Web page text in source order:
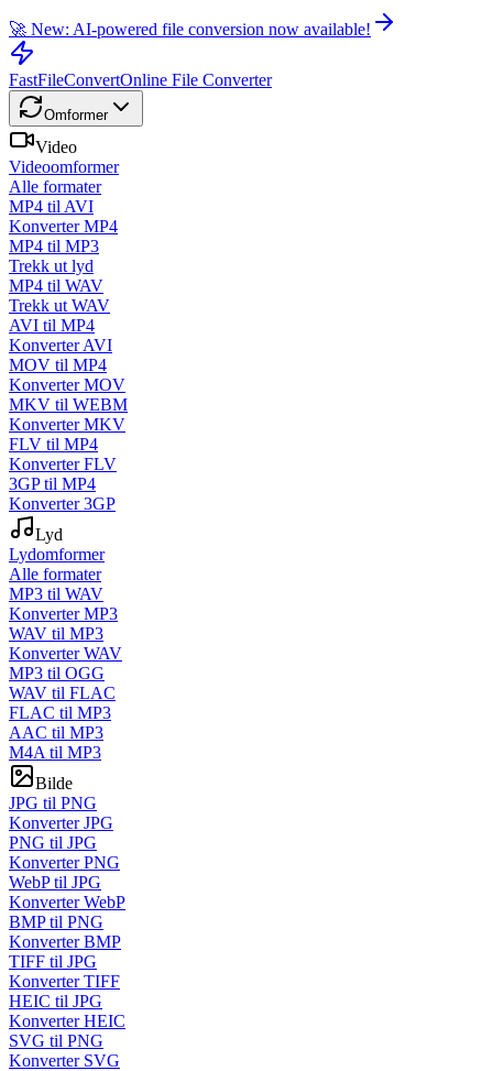
🚀 New: AI-powered file conversion now available!
FastFileConvertOnline File Converter
Omformer
Video
Videoomformer
Alle formater
MP4 til AVI
Konverter MP4
MP4 til MP3
Trekk ut lyd
MP4 til WAV
Trekk ut WAV
AVI til MP4
Konverter AVI
MOV til MP4
Konverter MOV
MKV til WEBM
Konverter MKV
FLV til MP4
Konverter FLV
3GP til MP4
Konverter 3GP
Lyd
Lydomformer
Alle formater
MP3 til WAV
Konverter MP3
WAV til MP3
Konverter WAV
MP3 til OGG
WAV til FLAC
FLAC til MP3
AAC til MP3
M4A til MP3
Bilde
JPG til PNG
Konverter JPG
PNG til JPG
Konverter PNG
WebP til JPG
Konverter WebP
BMP til PNG
Konverter BMP
TIFF til JPG
Konverter TIFF
HEIC til JPG
Konverter HEIC
SVG til PNG
Konverter SVG